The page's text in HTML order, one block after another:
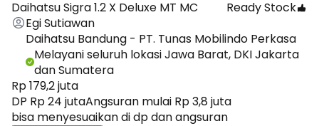
Daihatsu Sigra 1.2 X Deluxe MT MC
Ready Stock
Egi Sutiawan
Daihatsu Bandung - PT. Tunas Mobilindo Perkasa
Melayani seluruh lokasi Jawa Barat, DKI Jakarta
dan Sumatera
Rp 179,2 juta
DP Rp 24 jutaAngsuran mulai Rp 3,8 juta
bisa menyesuaikan di dp dan angsuran